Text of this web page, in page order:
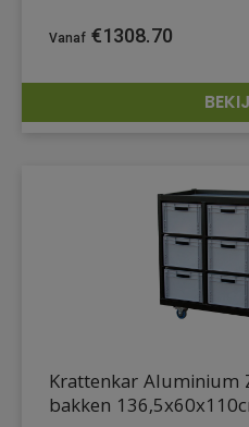
€1308.70
Krattenkar Aluminium
bakken